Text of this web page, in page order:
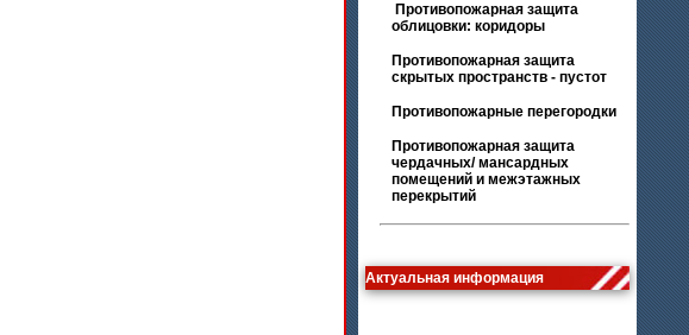
Противопожарная защита
облицовки: коридоры
Противопожарная защита
скрытых пространств - пустот
Противопожарные перегородки
Противопожарная защита
чердачных/ мансардных
помещений и межэтажных
перекрытий
Актуальная информация